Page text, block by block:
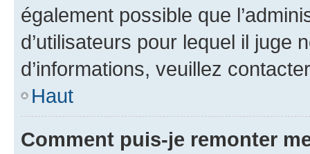
également possible que
d’utilisateurs pour lequel il juge
d’informations, veuillez
Haut
Comment puis-je remonter